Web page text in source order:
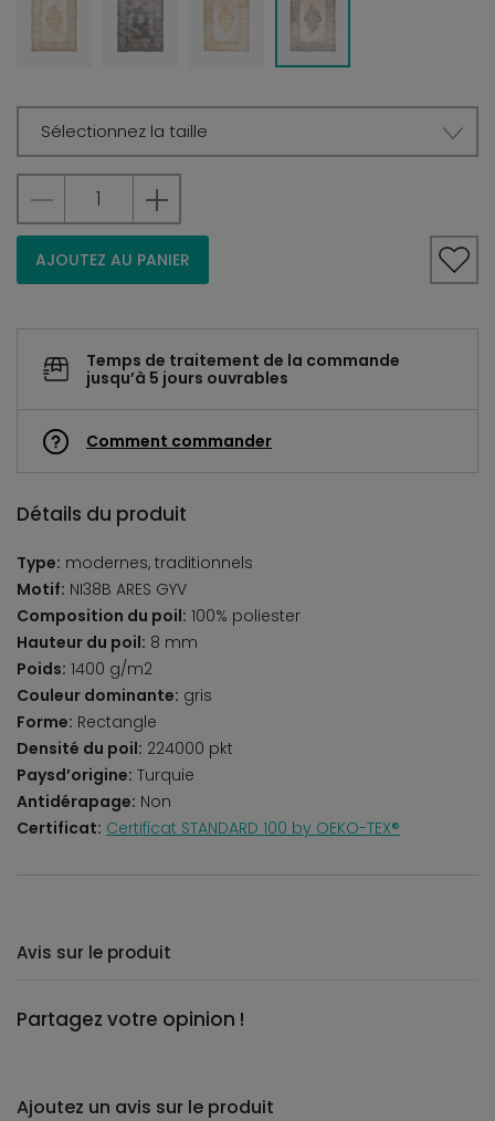
Sélectionnez la taille
AJOUTEZ AU PANIER
Temps de traitement de la commande
jusqu’à 5 jours ouvrables
Comment commander
Détails du produit
Type: modernes, traditionnels
Motif: NI38B ARES GYV
Composition du poil: 100% poliester
Hauteur du poil: 8 mm
Poids: 1400 g/m2
Couleur dominante: gris
Forme: Rectangle
Densité du poil: 224000 pkt
Paysd’origine: Turquie
Antidérapage: Non
Certificat: Certificat STANDARD 100 by OEKO-TEX®
Avis sur le produit
Partagez votre opinion !
Ajoutez un avis sur le produit